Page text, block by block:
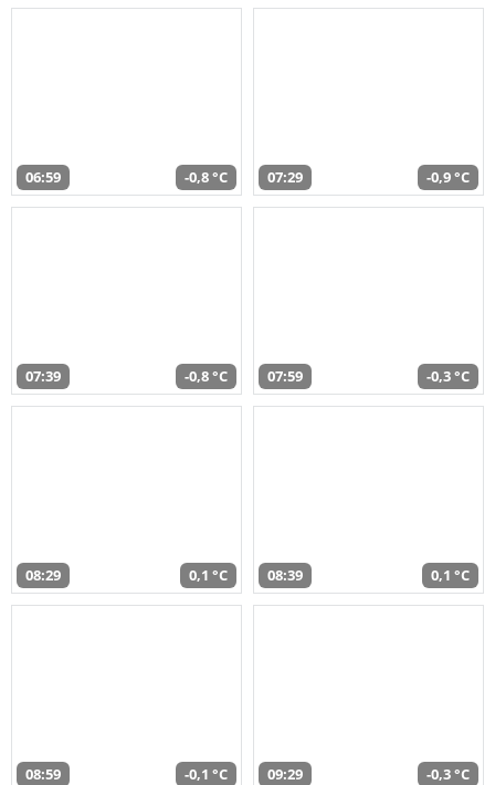
06:59 -0,8 °C 07:29 -0,9 °C
07:39 -0,8 °C 07:59 -0,3 °C
08:29 0,1 °C 08:39 0,1 °C
08:59 -0,1 °C 09:29 -0,3 °C